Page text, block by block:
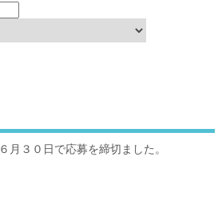
６月３０日で応募を締切ました。